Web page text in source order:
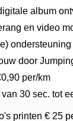
album
en video
door
per/km
30 sec. tot
printen € 25